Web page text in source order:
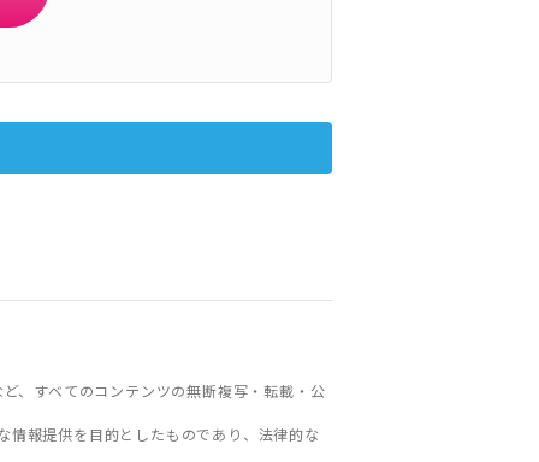
、すべてのコンテンツの無断複写・転載・公
報提供を目的としたものであり、法律的な